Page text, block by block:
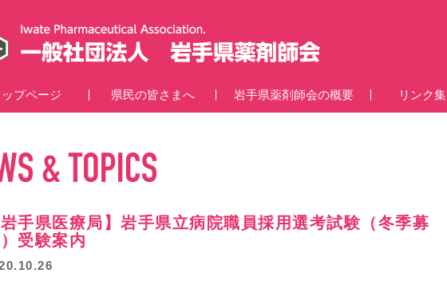
ップページ 県民の皆さまへ 岩手県薬剤師会の概要 リンク集
岩手県医療局】岩手県立病院職員採用選考試験（冬季募
受験案内